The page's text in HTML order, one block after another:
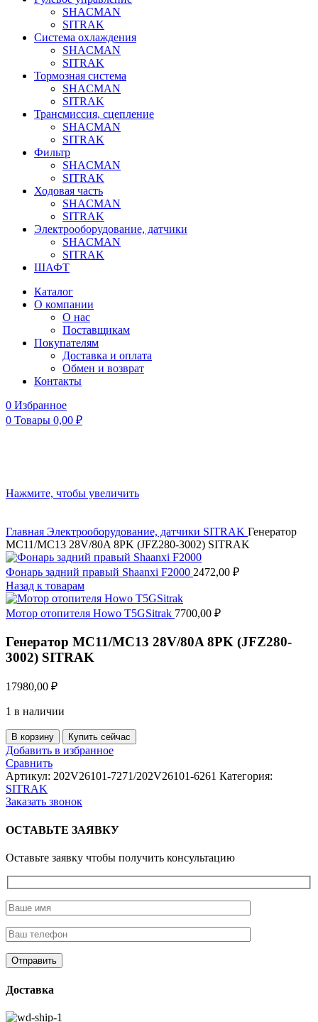
SHACMAN
SITRAK
Система охлаждения
SHACMAN
SITRAK
Тормозная система
SHACMAN
SITRAK
Трансмиссия, сцепление
SHACMAN
SITRAK
Фильтр
SHACMAN
SITRAK
Ходовая часть
SHACMAN
SITRAK
Электрооборудование, датчики
SHACMAN
SITRAK
ШАФТ
Каталог
О компании
О нас
Поставщикам
Покупателям
Доставка и оплата
Обмен и возврат
Контакты
0 Избранное
0 Товары 0,00 ₽
Нажмите, чтобы увеличить
Главная Электрооборудование, датчики SITRAK Генератор
MC11/MC13 28V/80A 8PK (JFZ280-3002) SITRAK
Фонарь задний правый Shaanxi F2000 2472,00 ₽
Назад к товарам
Мотор отопителя Howo T5GSitrak 7700,00 ₽
Генератор MC11/MC13 28V/80A 8PK (JFZ280-
3002) SITRAK
17980,00 ₽
1 в наличии
Количество
товара
Генератор
MC11/MC13
28V/80A
8PK
3002)
SITRAK
В корзину Купить сейчас
Добавить в избранное
Сравнить
Артикул: 202V26101-7271/202V26101-6261 Категория:
SITRAK
Заказать звонок
ОСТАВЬТЕ ЗАЯВКУ
Оставьте заявку чтобы получить консультацию
Доставка